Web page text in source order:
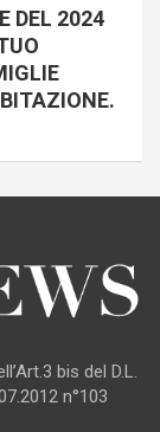
DEL 2024
bis del D.L.
n°103